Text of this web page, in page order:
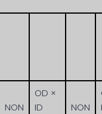
NON
OD ×
ID
NON